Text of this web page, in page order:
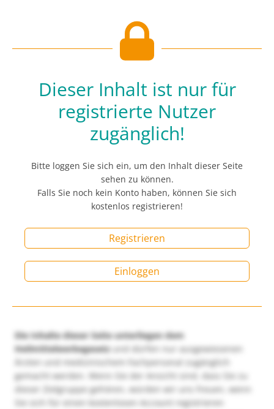
Dieser Inhalt ist nur für
registrierte Nutzer
zugänglich!
Bitte loggen Sie sich ein, um den Inhalt dieser Seite
sehen zu können.
Falls Sie noch kein Konto haben, können Sie sich
kostenlos registrieren!
Registrieren
Einloggen
Die Inhalte dieser Seite unterliegen dem
Heilmittelwerbegesetzund dürfen nur ausgewiesenen
Ärzten und medizinischem Fachpersonal zugänglich
gemacht werden. Wenn Sie der Ansicht sind, dass Sie zu
dieser Zielgruppe gehören, würden wir uns freuen, wenn
Sie sich für einen kostenlosen Account registrieren